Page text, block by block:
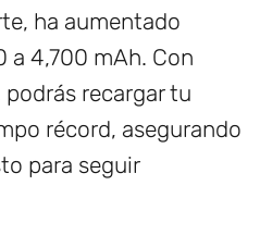
ha aumentado
a 4,700 mAh. Con
podrás recargar tu
récord, asegurando
para seguir